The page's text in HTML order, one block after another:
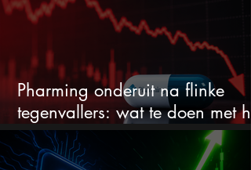
Pharming onderuit na flinke
tegenvallers: wat te doen met
aandeel?